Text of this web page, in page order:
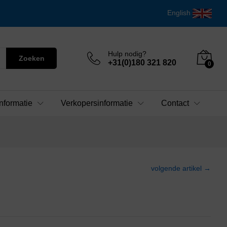
English
Zoeken
Hulp nodig?
+31(0)180 321 820 0
Verkopersinformatie Contact
volgende artikel →